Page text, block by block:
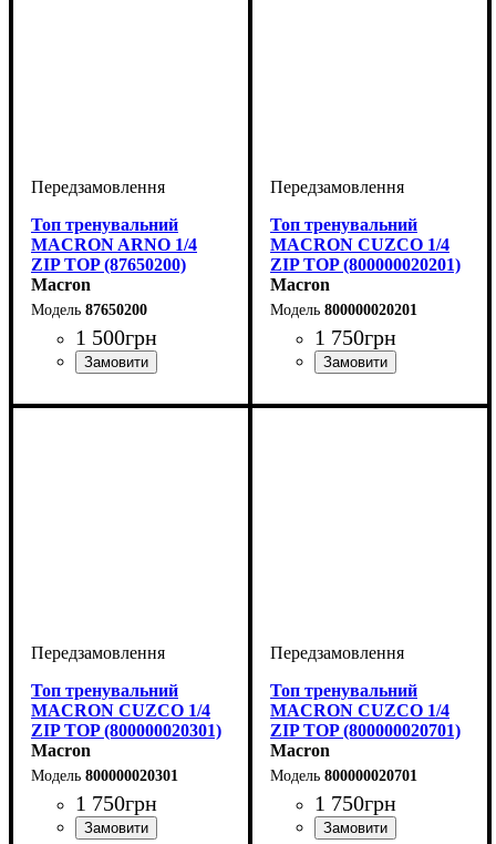
Топ тренувальний
MACRON ARNO 1/4
ZIP TOP (87650200)
Macron
87650200
1 500грн
Топ тренувальний
MACRON CUZCO 1/4
ZIP TOP (800000020201)
Macron
800000020201
1 750грн
Топ тренувальний
MACRON CUZCO 1/4
ZIP TOP (800000020301)
Macron
800000020301
1 750грн
Топ тренувальний
MACRON CUZCO 1/4
ZIP TOP (800000020701)
Macron
800000020701
1 750грн